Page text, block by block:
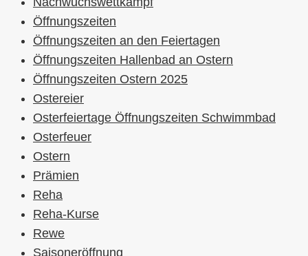
Öffnungszeiten
Öffnungszeiten an den Feiertagen
Öffnungszeiten Hallenbad an Ostern
Öffnungszeiten Ostern 2025
Ostereier
Osterfeiertage Öffnungszeiten Schwimmbad
Osterfeuer
Ostern
Prämien
Reha
Reha-Kurse
Rewe
Saisoneröffnung